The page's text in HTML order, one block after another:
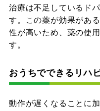
治療は不足しているド
す。この薬が効果があ
性が高いため、薬の使
す。
おうちでできるリハ
動作が遅くなることに